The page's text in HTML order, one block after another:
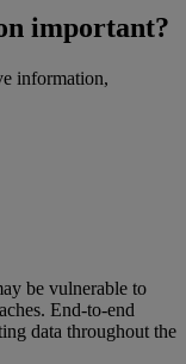
important?
information,
be vulnerable to
End-to-end
data throughout the